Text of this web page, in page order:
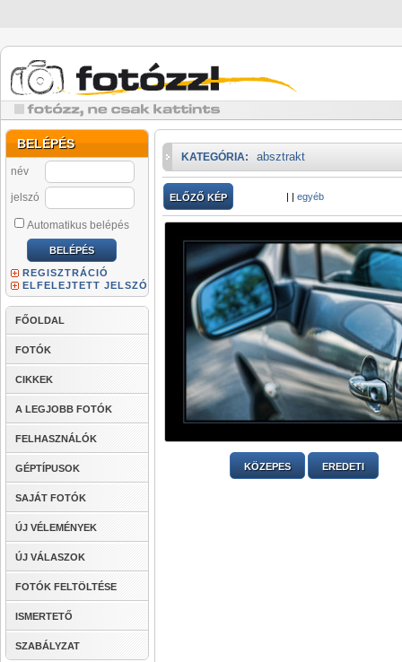
BELÉPÉS
név
jelszó
Automatikus belépés
REGISZTRÁCIÓ
ELFELEJTETT JELSZÓ
FŐOLDAL
FOTÓK
CIKKEK
A LEGJOBB FOTÓK
FELHASZNÁLÓK
GÉPTÍPUSOK
SAJÁT FOTÓK
ÚJ VÉLEMÉNYEK
ÚJ VÁLASZOK
FOTÓK FELTÖLTÉSE
ISMERTETŐ
SZABÁLYZAT
KATEGÓRIA: absztrakt
ELŐZŐ KÉP | | egyéb
KÖZEPES EREDETI